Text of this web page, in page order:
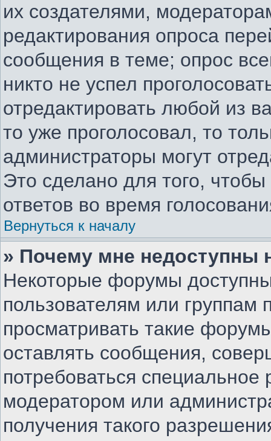
их создателями,
редактирования опроса
сообщения в теме; опрос
никто не успел
отредактировать любой из
то уже проголосовал, то
администраторы могут
Это сделано для того,
ответов во время
Вернуться к началу
» Почему мне
Некоторые форумы
пользователям или группам
просматривать такие
оставлять сообщения,
потребоваться
модератором или
получения такого